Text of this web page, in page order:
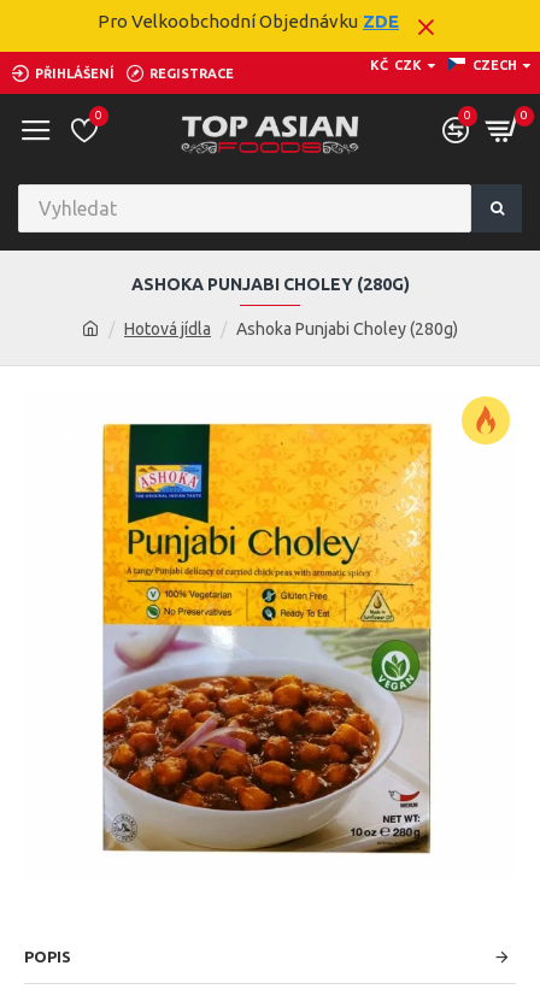
Pro Velkoobchodní Objednávku ZDE
PŘIHLÁŠENÍ REGISTRACE
KČ CZK CZECH
0 0 0
Hotová jídla Ashoka Punjabi Choley (280g)
ASHOKA PUNJABI CHOLEY (280G)
POPIS